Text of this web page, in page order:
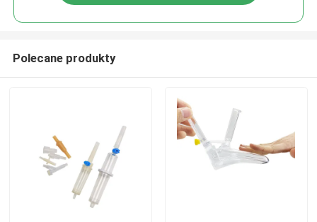
Polecane produkty